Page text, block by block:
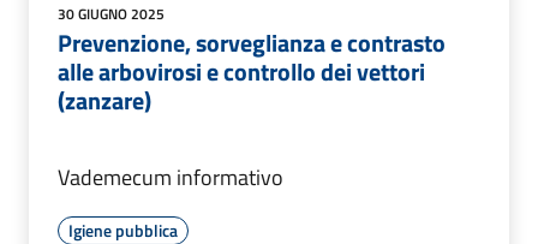
30 GIUGNO 2025
Prevenzione, sorveglianza e contrasto
alle arbovirosi e controllo dei vettori
(zanzare)
Vademecum informativo
Igiene pubblica